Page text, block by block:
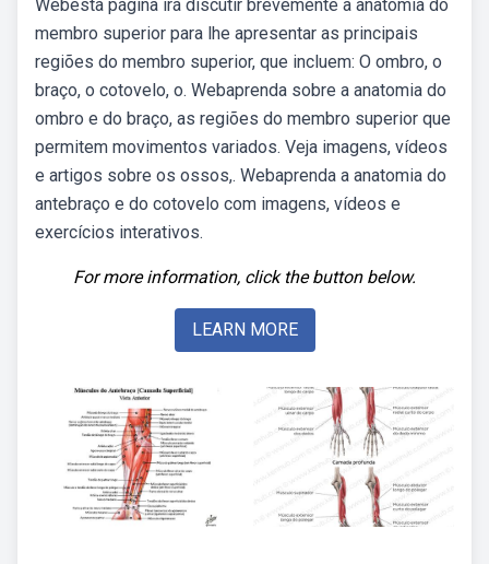
Webesta página irá discutir brevemente a anatomia do
membro superior para lhe apresentar as principais
regiões do membro superior, que incluem: O ombro, o
braço, o cotovelo, o. Webaprenda sobre a anatomia do
ombro e do braço, as regiões do membro superior que
permitem movimentos variados. Veja imagens, vídeos
e artigos sobre os ossos,. Webaprenda a anatomia do
antebraço e do cotovelo com imagens, vídeos e
exercícios interativos.
For more information, click the button below.
LEARN MORE